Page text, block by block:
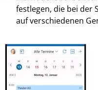
festlegen, die bei der
auf verschiedenen